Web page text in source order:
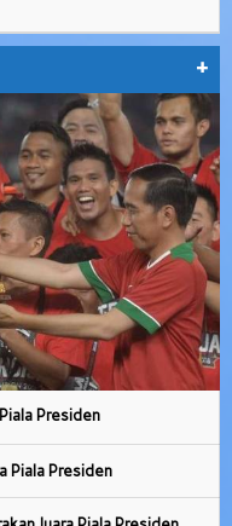
+
Presiden
Piala Presiden